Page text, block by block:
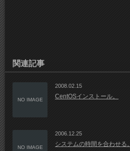
関連記事
NO IMAGE
2008.02.15
CentOSインストール。
NO IMAGE
2006.12.25
システムの時間を合わせる。